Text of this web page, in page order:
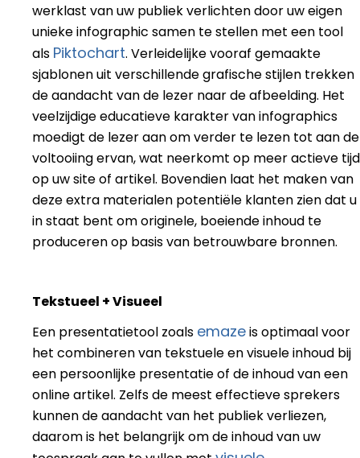
werklast van uw publiek verlichten door uw eigen
unieke infographic samen te stellen met een tool
als Piktochart. Verleidelijke vooraf gemaakte
sjablonen uit verschillende grafische stijlen trekken
de aandacht van de lezer naar de afbeelding. Het
veelzijdige educatieve karakter van infographics
moedigt de lezer aan om verder te lezen tot aan de
voltooiing ervan, wat neerkomt op meer actieve tijd
op uw site of artikel. Bovendien laat het maken van
deze extra materialen potentiële klanten zien dat u
in staat bent om originele, boeiende inhoud te
produceren op basis van betrouwbare bronnen.
Tekstueel + Visueel
Een presentatietool zoals emazeis optimaal voor
het combineren van tekstuele en visuele inhoud bij
een persoonlijke presentatie of de inhoud van een
online artikel. Zelfs de meest effectieve sprekers
kunnen de aandacht van het publiek verliezen,
daarom is het belangrijk om de inhoud van uw